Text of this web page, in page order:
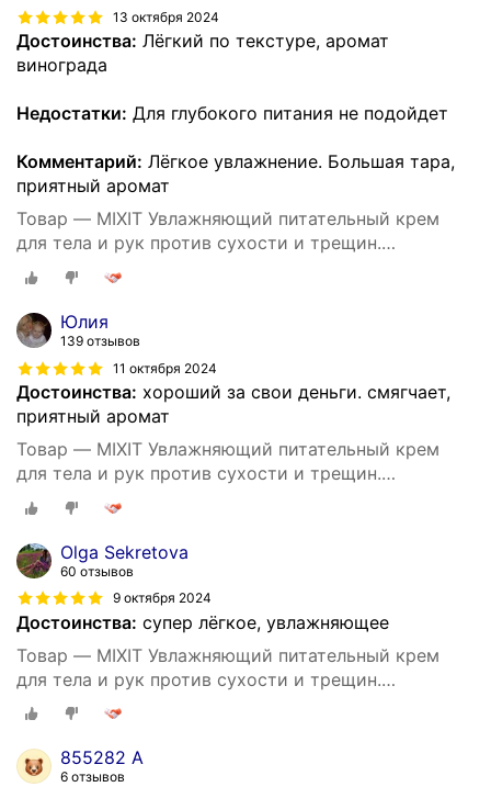
13 октября 2024
Достоинства: Лёгкий по текстуре, аромат
винограда
Недостатки: Для глубокого питания не подойдет
Комментарий: Лёгкое увлажнение. Большая тара,
приятный аромат
Товар — MIXIT Увлажняющий питательный крем
для тела и рук против сухости и трещин.
Восстанавливающее средство для ухода за кожей
тела c пантенолом и маслом виноградных косточек
SUPER FOOD
Юлия
139 отзывов
11 октября 2024
Достоинства: хороший за свои деньги. смягчает,
приятный аромат
Товар — MIXIT Увлажняющий питательный крем
для тела и рук против сухости и трещин.
Восстанавливающее средство для ухода за кожей
тела c пантенолом и маслом виноградных косточек
SUPER FOOD
Olga Sekretova
60 отзывов
9 октября 2024
Достоинства: супер лёгкое, увлажняющее
Товар — MIXIT Увлажняющий питательный крем
для тела и рук против сухости и трещин.
Восстанавливающее средство для ухода за кожей
тела c пантенолом и маслом виноградных косточек
SUPER FOOD
855282 А
6 отзывов